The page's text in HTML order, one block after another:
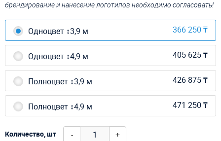
брендирование и нанесение логотипов необходимо согласовать!
Одноцвет ↕3,9 м 366 250 ₸
Одноцвет ↕4,9 м 405 625 ₸
Полноцвет ↕3,9 м 426 875 ₸
Полноцвет ↕4,9 м 471 250 ₸
Количество, шт - +